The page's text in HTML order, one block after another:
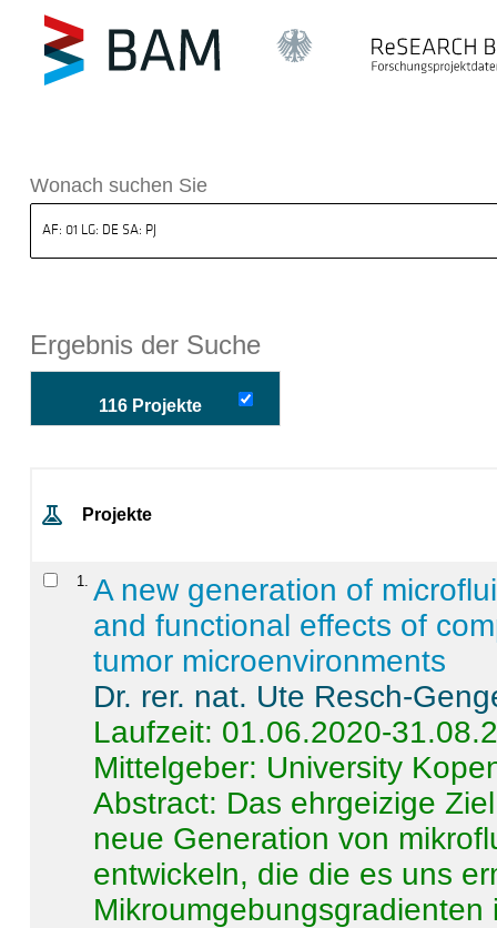
BAM
Wonach suchen Sie
Ergebnis der Suche
116 Projekte
Projekte
1
A new generation of
and functional effects of
tumor microenvironments
Dr. rer. nat. Ute Resch-
Laufzeit: 01.06.2020-
Mittelgeber: University
Abstract: Das ehrgeizige
neue Generation von
entwickeln, die die es uns
Mikroumgebungsgradienten